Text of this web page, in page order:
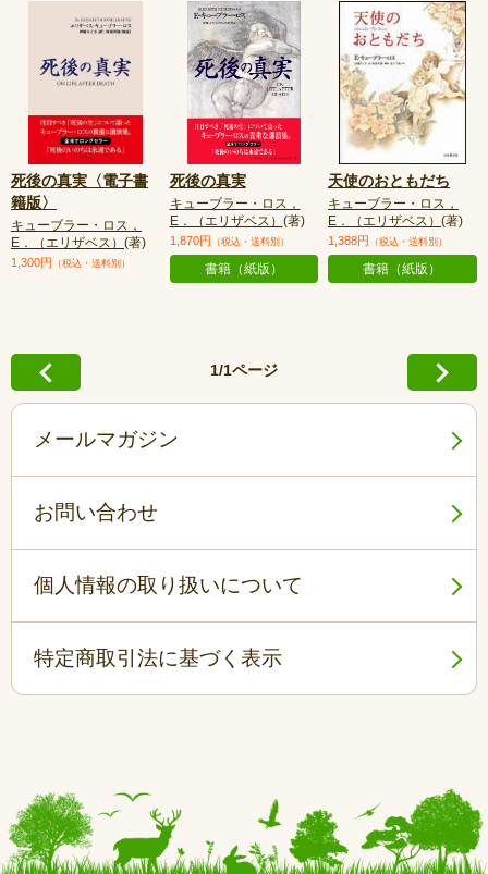
死後の真実〈電子書
籍版〉
キューブラー・ロス，
E．（エリザベス） (著)
1,300円 （税込・送料別）
死後の真実
キューブラー・ロス，
E．（エリザベス） (著)
1,870円 （税込・送料別）
書籍（紙版）
天使のおともだち
キューブラー・ロス，
E．（エリザベス） (著)
1,388円 （税込・送料別）
書籍（紙版）
1/1ページ
メールマガジン
お問い合わせ
個人情報の取り扱いについて
特定商取引法に基づく表示